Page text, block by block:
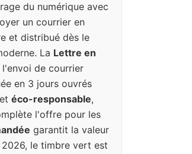
du numérique avec
un courrier en
et distribué dès le
La Lettre en
de courrier
en 3 jours ouvrés
éco-responsable,
l'offre pour les
garantit la valeur
le timbre vert est